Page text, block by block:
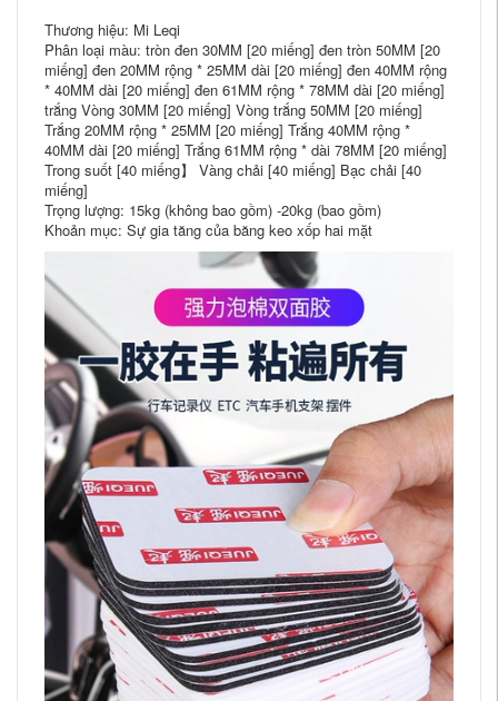
Thương hiệu: Mi Leqi
Phân loại màu: tròn đen 30MM [20 miếng] đen tròn 50MM [20
miếng] đen 20MM rộng * 25MM dài [20 miếng] đen 40MM rộng
* 40MM dài [20 miếng] đen 61MM rộng * 78MM dài [20 miếng]
trắng Vòng 30MM [20 miếng] Vòng trắng 50MM [20 miếng]
Trắng 20MM rộng * 25MM [20 miếng] Trắng 40MM rộng *
40MM dài [20 miếng] Trắng 61MM rộng * dài 78MM [20 miếng]
Trong suốt [40 miếng】 Vàng chải [40 miếng] Bạc chải [40
miếng]
Trọng lượng: 15kg (không bao gồm) -20kg (bao gồm)
Khoản mục: Sự gia tăng của băng keo xốp hai mặt